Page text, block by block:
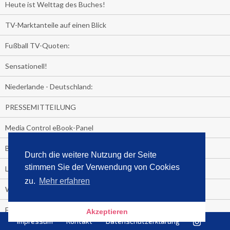
Durch die weitere Nutzung der Seite
stimmen Sie der Verwendung von Cookies
zu. Mehr erfahren
Akzeptieren
Heute ist Welttag des Buches!
TV-Marktanteile auf einen Blick
Fußball TV-Quoten:
Sensationell!
Niederlande - Deutschland:
PRESSEMITTEILUNG
Media Control eBook-Panel
BIATHLON-WM im TV
Lagerfelds N°5
Wer schaut täglich fast sieben Stunden Fernsehen?
Es Pilchert allerorten
Impressum Kontakt Datenschutzerklärung